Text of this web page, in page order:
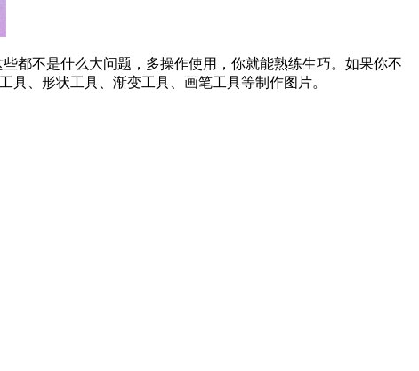
都不是什么大问题，多操作使用，你就能熟练生巧。如果你不
具、形状工具、渐变工具、画笔工具等制作图片。